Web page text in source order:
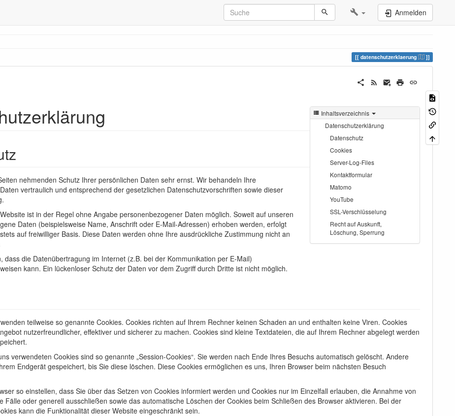
Anmelden
datenschutzerklaerung
Inhaltsverzeichnis
Datenschutzerklärung
Datenschutz
Cookies
Server-Log-Files
Kontaktformular
Matomo
YouTube
SSL-Verschlüsselung
Recht auf Auskunft,
Löschung, Sperrung
nehmenden Schutz Ihrer persönlichen Daten sehr ernst. Wir behandeln Ihre
vertraulich und entsprechend der gesetzlichen Datenschutzvorschriften sowie dieser
ist in der Regel ohne Angabe personenbezogener Daten möglich. Soweit auf unseren
Daten (beispielsweise Name, Anschrift oder E-Mail-Adressen) erhoben werden, erfolgt
auf freiwilliger Basis. Diese Daten werden ohne Ihre ausdrückliche Zustimmung nicht an
dass die Datenübertragung im Internet (z.B. bei der Kommunikation per E-Mail)
kann. Ein lückenloser Schutz der Daten vor dem Zugriff durch Dritte ist nicht möglich.
teilweise so genannte Cookies. Cookies richten auf Ihrem Rechner keinen Schaden an und enthalten keine Viren. Cookies
nutzerfreundlicher, effektiver und sicherer zu machen. Cookies sind kleine Textdateien, die auf Ihrem Rechner abgelegt werden
verwendeten Cookies sind so genannte „Session-Cookies“. Sie werden nach Ende Ihres Besuchs automatisch gelöscht. Andere
Endgerät gespeichert, bis Sie diese löschen. Diese Cookies ermöglichen es uns, Ihren Browser beim nächsten Besuch
so einstellen, dass Sie über das Setzen von Cookies informiert werden und Cookies nur im Einzelfall erlauben, die Annahme von
Fälle oder generell ausschließen sowie das automatische Löschen der Cookies beim Schließen des Browser aktivieren. Bei der
kann die Funktionalität dieser Website eingeschränkt sein.